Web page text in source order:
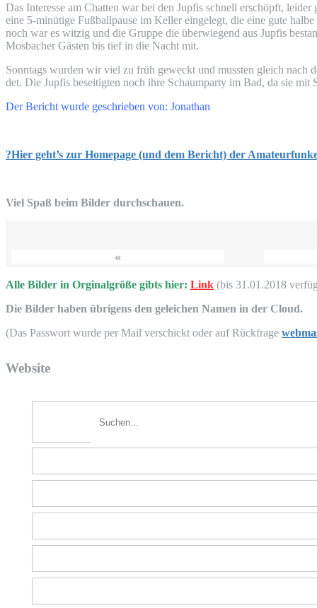
Das Inter­es­se am Chat­ten war bei den Jup­fis schnell erschöpft,
eine 5-minü­ti­ge Fuß­ball­pau­se im Kel­ler ein­ge­legt, die eine gute
noch war es wit­zig und die Grup­pe die über­wie­gend aus Jup­fis
Mos­ba­cher Gäs­ten bis tief in die Nacht mit.
Sonn­tags wur­den wir viel zu früh geweckt und muss­ten gleich
det. Die Jup­fis besei­tig­ten noch ihre Schaum­par­ty im Bad, da sie
Der Bericht wur­de geschrie­ben von: Jonathan
?Hier geht’s zur Home­page (und dem Bericht) der
Viel Spaß beim Bil­der durchschauen.
«
Alle Bil­der in Orgi­nal­grö­ße gibts hier: Link (bis 31.01.2018
Die Bil­der haben übri­gens den gelei­chen Namen in der Cloud.
(Das Pass­wort wur­de per Mail ver­schickt oder auf Rück­fra­ge
Web­site